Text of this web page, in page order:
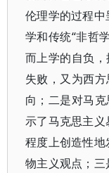
伦理学的过程
学和传统“非哲
而上学的自负
失败，又为西
向；二是对马
示了马克思主
程度上创造性
物主义观点；